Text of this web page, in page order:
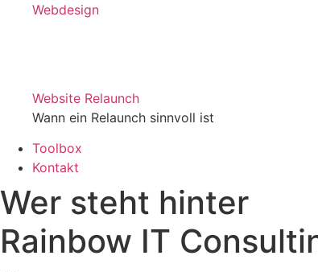
Webdesign
Website Relaunch
Wann ein Relaunch sinnvoll ist
Toolbox
Kontakt
Wer steht hinter
Rainbow IT